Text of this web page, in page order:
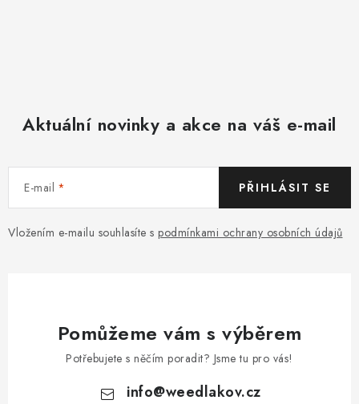
Aktuální novinky a akce na váš e-mail
E-mail
Vložením e-mailu souhlasíte s podmínkami ochrany osobních údajů
PŘIHLÁSIT SE
Pomůžeme vám s výběrem
Potřebujete s něčím poradit? Jsme tu pro vás!
info@weedlakov.cz